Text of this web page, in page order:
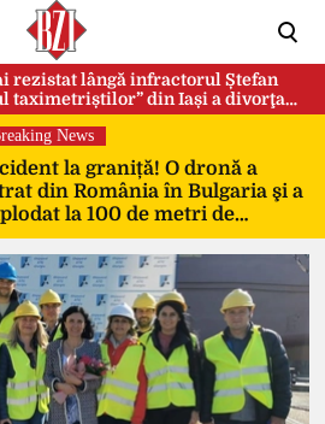
rezistat lângă infractorul Ștefan
taximetriștilor” din Iași a divorţat
News
la graniță! O dronă a
din România în Bulgaria şi a
la 100 de metri de